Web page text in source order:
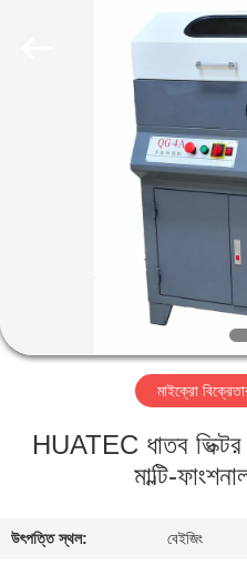
কারখানা
মাইক্রো
HUATEC ধাতব ভিক্টর
মাল্টি-
উৎপত্তি স্থল: বেইজিং